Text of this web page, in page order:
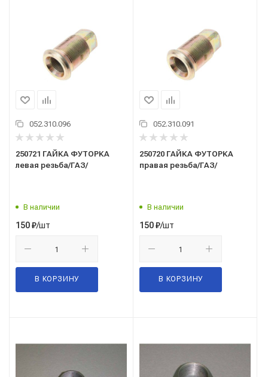
052.310.096
250721 ГАЙКА ФУТОРКА
левая резьба/ГАЗ/
В наличии
150₽/шт
В КОРЗИНУ
052.310.091
250720 ГАЙКА ФУТОРКА
правая резьба/ГАЗ/
В наличии
150₽/шт
В КОРЗИНУ